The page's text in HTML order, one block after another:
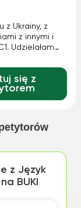
z Ukrainy, z
z innymi i
Udzielałam
jak i
poprawa
się z
z Język
BUKI